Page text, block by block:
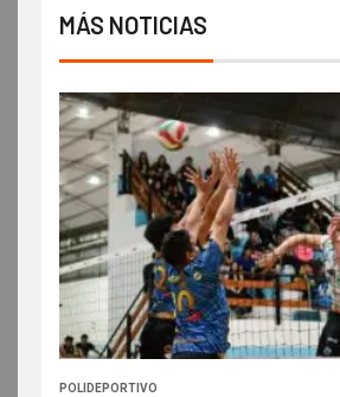
MÁS NOTICIAS
POLIDEPORTIVO